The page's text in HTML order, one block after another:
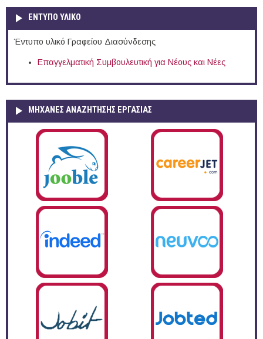
ΕΝΤΥΠΟ ΥΛΙΚΟ
Έντυπο υλικό Γραφείου Διασύνδεσης
Επαγγελματική Συμβουλευτική για Νέους και Νέες
ΜΗΧΑΝΕΣ ΑΝΑΖΗΤΗΣΗΣ ΕΡΓΑΣΙΑΣ